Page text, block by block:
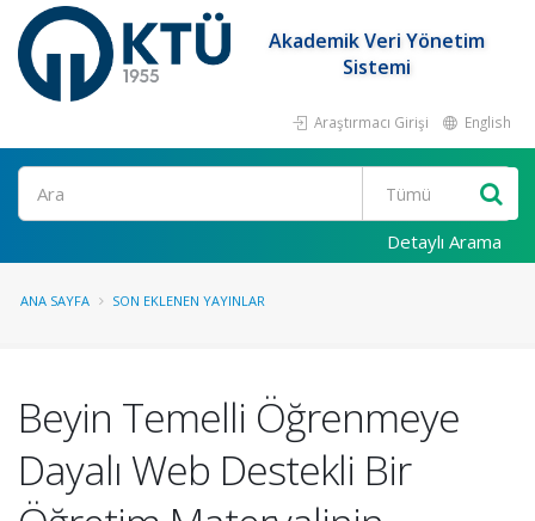
Akademik Veri Yönetim
Sistemi
Araştırmacı Girişi English
Ara
Detaylı Arama
ANA SAYFA SON EKLENEN YAYINLAR
Beyin Temelli Öğrenmeye
Dayalı Web Destekli Bir